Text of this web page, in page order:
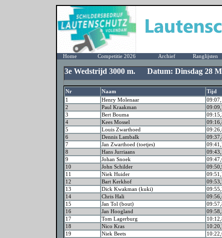
Home Competitie 2026 Archief Ranglijsten
3e Wedstrijd 3000 m. Datum: Dinsdag 28
Nr Naam
Tijd
1
Henry Molenaar
2
Paul Kraakman
3
Bert Bouma
4
Kees Mossel
5
Louis Zwarthoed
6
Dennis Lambalk
7
Jan Zwarthoed (toetjes)
8
Hans Jurriaans
9
Johan Snoek
10
John Schilder
11
Niek Huider
12
Bart Kerkhof
13
Dick Kwakman (kuki)
14
Chris Hali
15
Jan Tol (bout)
16
Jan Hoogland
17
Tom Lagerburg
18
Nico Kras
19
Niek Beets